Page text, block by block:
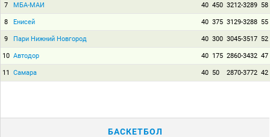
7 МБА-МАИ 40 450 3212-3289 58
8 Енисей 40 375 3129-3288 55
9 Пари Нижний Новгород 40 300 3045-3517 52
10 Автодор 40 175 2860-3432 47
11 Самара 40 50 2870-3772 42
БАСКЕТБОЛ